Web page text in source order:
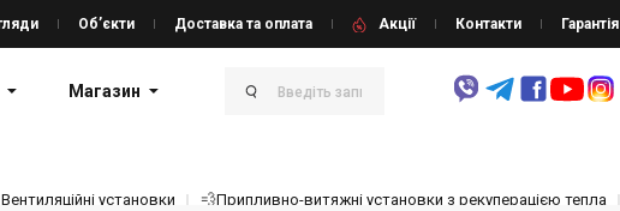
Об’єкти Доставка та оплата Акції Контакти Гарантія
Магазин
установки 💨Припливно-витяжні установки з рекуперацією тепла